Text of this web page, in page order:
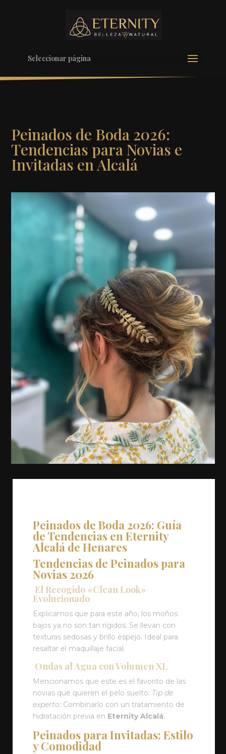
Seleccionar página
Peinados de Boda 2026:
Tendencias para Novias e
Invitadas en Alcalá
Peinados de Boda 2026: Guía
de Tendencias en Eternity
Alcalá de Henares
Tendencias de Peinados para
Novias 2026
El Recogido «Clean Look»
Evolucionado
Explicamos que para este año, los moños
bajos ya no son tan rígidos. Se llevan con
texturas sedosas y brillo espejo. Ideal para
resaltar el maquillaje facial.
Ondas al Agua con Volumen XL
Mencionamos que este es el favorito de las
novias que quieren el pelo suelto. Tip de
experto: Combinarlo con un tratamiento de
hidratación previa en Eternity Alcalá.
Peinados para Invitadas: Estilo
y Comodidad